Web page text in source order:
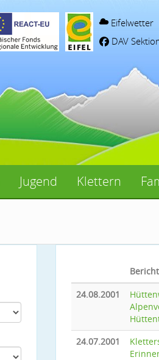
Eifelwetter
DAV
Jugend Klettern
Bericht
24.08.2001
24.07.2001